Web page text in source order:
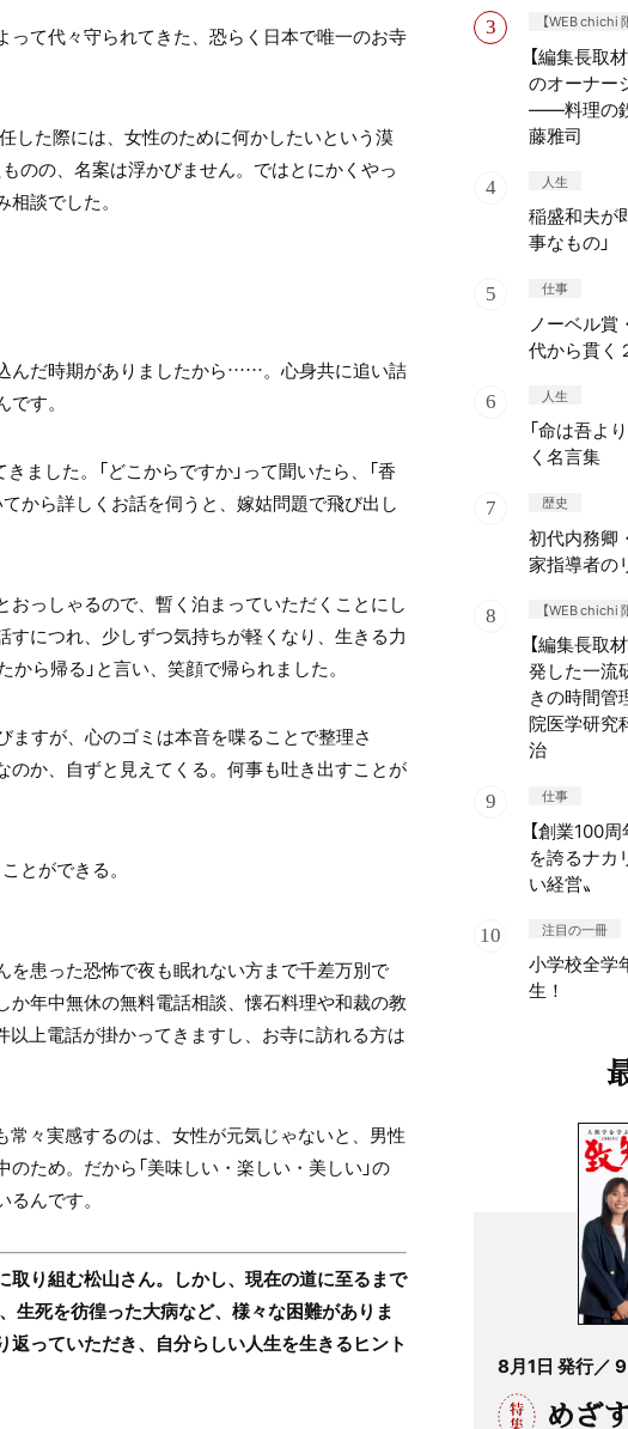
て代々守られてきた、恐らく日本で唯一のお寺
した際には、女性のために何かしたいという漠
のの、名案は浮かびません。ではとにかくやっ
談でした。
んだ時期がありましたから……。心身共に追い詰
す。
した。「どこからですか」って聞いたら、「香
から詳しくお話を伺うと、嫁姑問題で飛び出し
っしゃるので、暫く泊まっていただくことにし
につれ、少しずつ気持ちが軽くなり、生きる力
ら帰る」と言い、笑顔で帰られました。
ますが、心のゴミは本音を喋ることで整理さ
か、自ずと見えてくる。何事も吐き出すことが
とができる。
患った恐怖で夜も眠れない方まで千差万別で
年中無休の無料電話相談、懐石料理や和裁の教
上電話が掛かってきますし、お寺に訪れる方は
常々実感するのは、女性が元気じゃないと、男性
ため。だから「美味しい・楽しい・美しい」の
んです。
り組む松山さん。しかし、現在の道に至るまで
生死を彷徨った大病など、様々な困難がありま
っていただき、自分らしい人生を生きるヒント
【WEB chichi
【編集長取
のオーナー
——料理の
藤雅司
人生
稲盛和夫が
事なもの」
仕事
ノーベル賞
代から貫く
人生
「命は吾よ
く名言集
歴史
初代内務卿
家指導者の
【WEB chichi
【編集長取
発した一流
きの時間
院医学研究
治
仕事
【創業100
を誇るナカ
い経営〟
注目の一冊
小学校全学
生！
8月1日 発行／
めざ